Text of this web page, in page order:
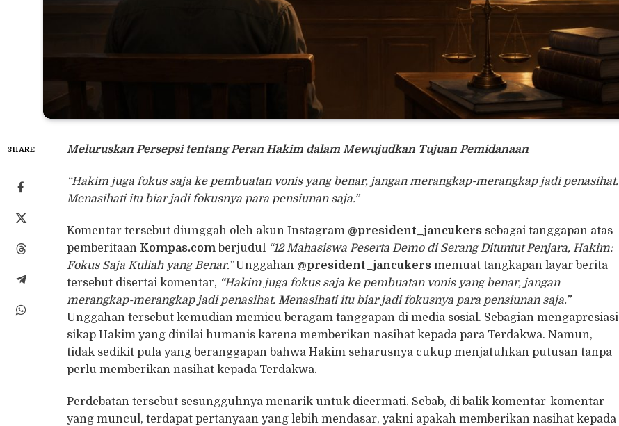
SHARE Meluruskan Persepsi tentang Peran Hakim dalam Mewujudkan Tujuan Pemidanaan
“Hakim juga fokus saja ke pembuatan vonis yang benar, jangan merangkap-merangkap jadi penasihat.
Menasihati itu biar jadi fokusnya para pensiunan saja.”
Komentar tersebut diunggah oleh akun Instagram @president_jancukers sebagai tanggapan atas
pemberitaan Kompas.com berjudul “12 Mahasiswa Peserta Demo di Serang Dituntut Penjara, Hakim:
Fokus Saja Kuliah yang Benar.”Unggahan @president_jancukers memuat tangkapan layar berita
tersebut disertai komentar, “Hakim juga fokus saja ke pembuatan vonis yang benar, jangan
merangkap-merangkap jadi penasihat. Menasihati itu biar jadi fokusnya para pensiunan saja.”
Unggahan tersebut kemudian memicu beragam tanggapan di media sosial. Sebagian mengapresiasi
sikap Hakim yang dinilai humanis karena memberikan nasihat kepada para Terdakwa. Namun,
tidak sedikit pula yang beranggapan bahwa Hakim seharusnya cukup menjatuhkan putusan tanpa
perlu memberikan nasihat kepada Terdakwa.
Perdebatan tersebut sesungguhnya menarik untuk dicermati. Sebab, di balik komentar-komentar
yang muncul, terdapat pertanyaan yang lebih mendasar, yakni apakah memberikan nasihat kepada